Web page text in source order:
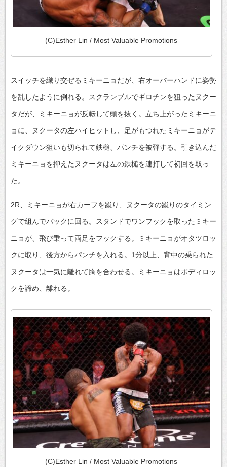
(C)Esther Lin / Most Valuable Promotions
スイッチを織り交ぜるミキーニョだが、右オーバーハンドに姿勢
を乱したように倒れる。スクランブルでギロチンを狙ったヌクー
タだが、ミキーニョが反転して頭を抜く。立ち上がったミキーニ
ョに、ヌクータの左ハイヒットし、足がもつれたミキーニョがテ
イクダウン狙いも切られて鉄槌、パンチを被弾する。引き込んだ
ミキーニョを抑えたヌクータは左の鉄槌を連打して初回を取っ
た。
2R、ミキーニョが右カーフを蹴り、ヌクータの蹴りのタイミン
グで組んでバックに回る。スタンドでワンフックを取ったミキー
ニョが、飛び乗って両足をフックする。ミキーニョがオタツロッ
クに取り、後方からパンチを入れる。1分以上、背中の乗られた
ヌクータは一気に離れて胸を合わせる。ミキーニョはボディロッ
クを諦め、離れる。
(C)Esther Lin / Most Valuable Promotions